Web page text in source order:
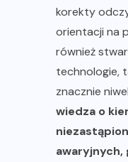
korekty
orientacji na
również
technologie,
znacznie
wiedza o
awaryjnych,